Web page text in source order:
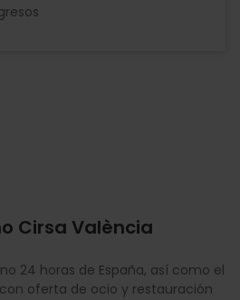
Cirsa València
24 horas de España, así como el
oferta de ocio y restauración